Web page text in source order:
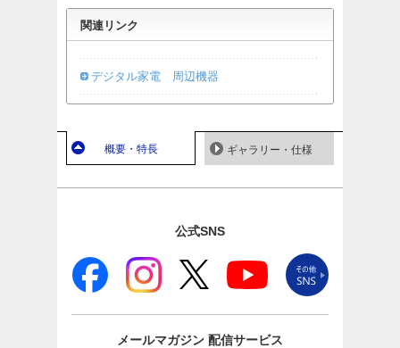
関連リンク
デジタル家電 周辺機器
概要・特長 ギャラリー・仕様
公式SNS
メールマガジン 配信サービス